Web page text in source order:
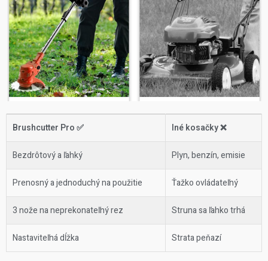
Brushcutter Pro ✅ Iné kosačky ❌
Bezdrôtový a ľahký Plyn, benzín, emisie
Prenosný a jednoduchý na použitie Ťažko ovládateľný
3 nože na neprekonateľný rez Struna sa ľahko trhá
Nastaviteľná dĺžka Strata peňazí